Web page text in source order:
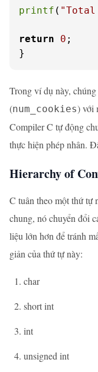
printf (
return 0 ;
}
Trong ví dụ này,
(num_cookies) với
Compiler C tự động
thực hiện phép nhân.
Hierarchy of
C tuân theo một thứ tự
chung, nó chuyển đổi
liệu lớn hơn để tránh
giản của thứ tự này:
char
short int
int
unsigned int